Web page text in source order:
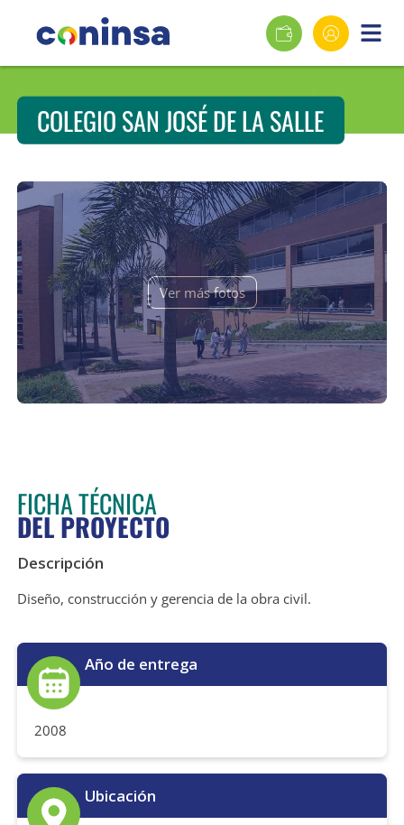
COLEGIO SAN JOSÉ DE LA SALLE
Ver más fotos
FICHA TÉCNICA
DEL PROYECTO
Descripción
Diseño, construcción y gerencia de la obra civil.
Año de entrega
2008
Ubicación